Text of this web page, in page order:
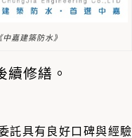
嘉建築防水》
修繕。
託具有良好口碑與經驗